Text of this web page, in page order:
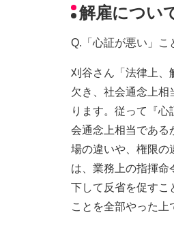
解雇につい
Q.「心証が悪い」こ
刈谷さん「法律上、
欠き、社会通念上相
ります。従って『
会通念上相当である
場の違いや、権限の
は、業務上の指揮命
下して反省を促すこ
ことを全部やった上